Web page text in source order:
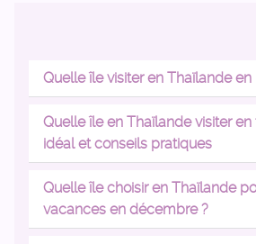
Quelle île visiter en Thaïlande en
Quelle île en Thaïlande visiter
idéal et conseils pratiques
Quelle île choisir en Thaïlande
vacances en décembre ?